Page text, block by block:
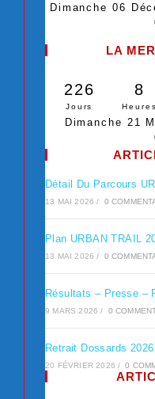
Dimanche 06
LA
226
Jours
8
Heures
Dimanche 21
Détail Du Parcours
13 MAI 2026 / 0
Plan URBAN TRAIL
13 MAI 2026 / 0
Résultats – Presse –
9 MARS 2026 / 0
Retrait Dossards 2026
20 FÉVRIER 2026 / 0